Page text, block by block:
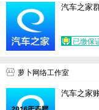
汽车之家
已缴保
萝卜网络工作室
汽车之家